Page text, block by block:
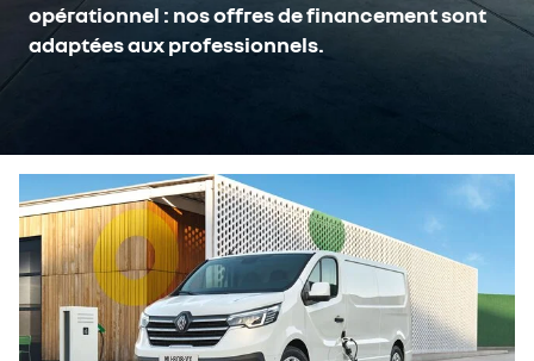
opérationnel : nos offres de financement sont
adaptées aux professionnels.